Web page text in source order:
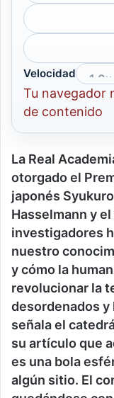
Velocidad
Tu navegador
de contenido
La Real
otorgado el
japonés
Hasselmann y
investigadores
nuestro
y cómo la
revolucionar la
desordenados y
señala el
su artículo que
es una bola
algún sitio. El